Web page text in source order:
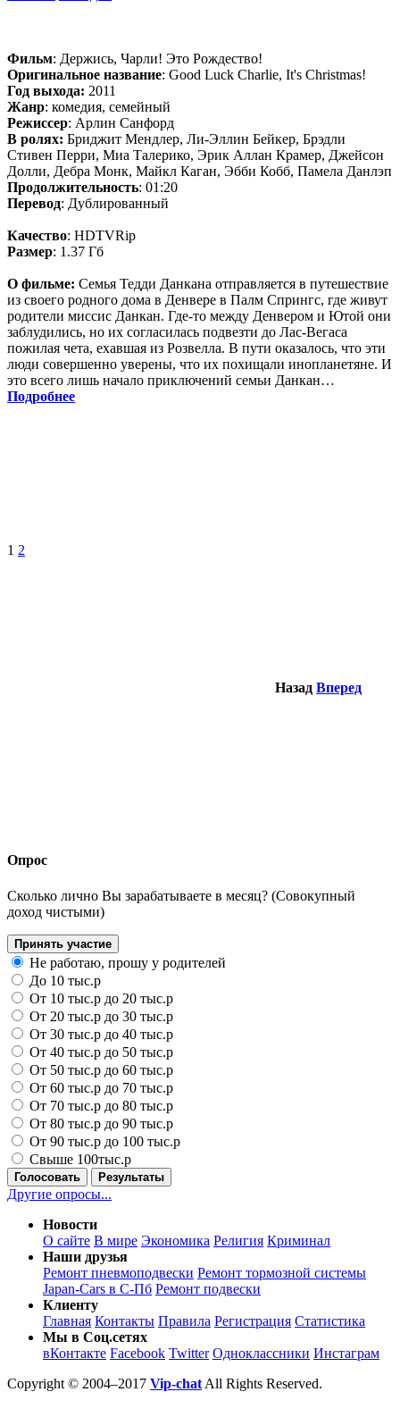
Фильм: Держись, Чарли! Это Рождество!
Оригинальное название: Good Luck Charlie, It's Christmas!
Год выхода: 2011
Жанр: комедия, семейный
Режиссер: Арлин Санфорд
В ролях: Бриджит Мендлер, Ли-Эллин Бейкер, Брэдли
Стивен Перри, Миа Талерико, Эрик Аллан Крамер, Джейсон
Долли, Дебра Монк, Майкл Каган, Эбби Кобб, Памела Данлэп
Продолжительность: 01:20
Перевод: Дублированный
Качество: HDTVRip
Размер: 1.37 Гб
О фильме: Семья Тедди Данкана отправляется в путешествие
из своего родного дома в Денвере в Палм Спрингс, где живут
родители миссис Данкан. Где-то между Денвером и Ютой они
заблудились, но их согласилась подвезти до Лас-Вегаса
пожилая чета, ехавшая из Розвелла. В пути оказалось, что эти
люди совершенно уверены, что их похищали инопланетяне. И
это всего лишь начало приключений семьи Данкан…
Подробнее
1 2
Назад Вперед
Опрос
Сколько лично Вы зарабатываете в месяц? (Совокупный
доход чистыми)
Принять участие
Не работаю, прошу у родителей
До 10 тыс.р
От 10 тыс.р до 20 тыс.р
От 20 тыс.р до 30 тыс.р
От 30 тыс.р до 40 тыс.р
От 40 тыс.р до 50 тыс.р
От 50 тыс.р до 60 тыс.р
От 60 тыс.р до 70 тыс.р
От 70 тыс.р до 80 тыс.р
От 80 тыс.р до 90 тыс.р
От 90 тыс.р до 100 тыс.р
Свыше 100тыс.р
Голосовать Результаты
Другие опросы...
Новости
О сайте В мире Экономика Религия Криминал
Наши друзья
Ремонт пневмоподвески Ремонт тормозной системы
Japan-Cars в С-Пб Ремонт подвески
Клиенту
Главная Контакты Правила Регистрация Статистика
Мы в Соц.сетях
вКонтакте Facebook Twitter Одноклассники Инстаграм
Copyright © 2004–2017 Vip-chat All Rights Reserved.